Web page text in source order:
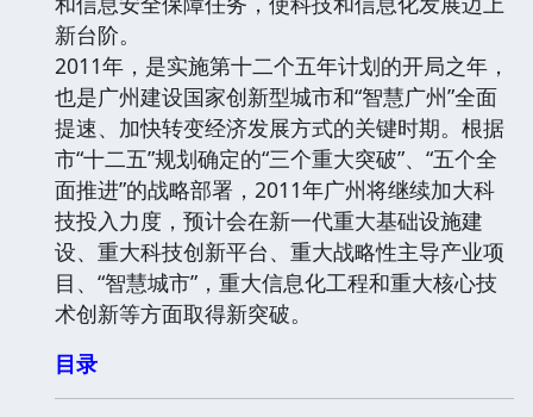
新台阶。
2011年，是实施第十二个五年计划的开局之年，
也是广州建设国家创新型城市和“智慧广州”全面
提速、加快转变经济发展方式的关键时期。根据
市“十二五”规划确定的“三个重大突破”、“五个全
面推进”的战略部署，2011年广州将继续加大科
技投入力度，预计会在新一代重大基础设施建
设、重大科技创新平台、重大战略性主导产业项
目、“智慧城市”，重大信息化工程和重大核心技
术创新等方面取得新突破。
目录